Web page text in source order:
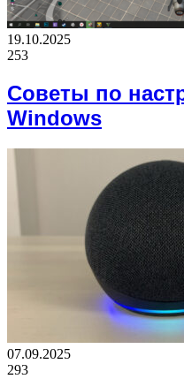
19.10.2025
253
Советы по
Windows
07.09.2025
293